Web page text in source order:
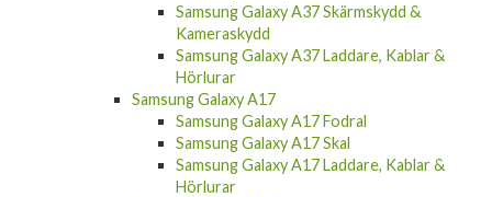
Kameraskydd
Samsung Galaxy A37 Laddare, Kablar &
Hörlurar
Samsung Galaxy A17
Samsung Galaxy A17 Fodral
Samsung Galaxy A17 Skal
Samsung Galaxy A17 Laddare, Kablar &
Hörlurar
Samsung Galaxy A56